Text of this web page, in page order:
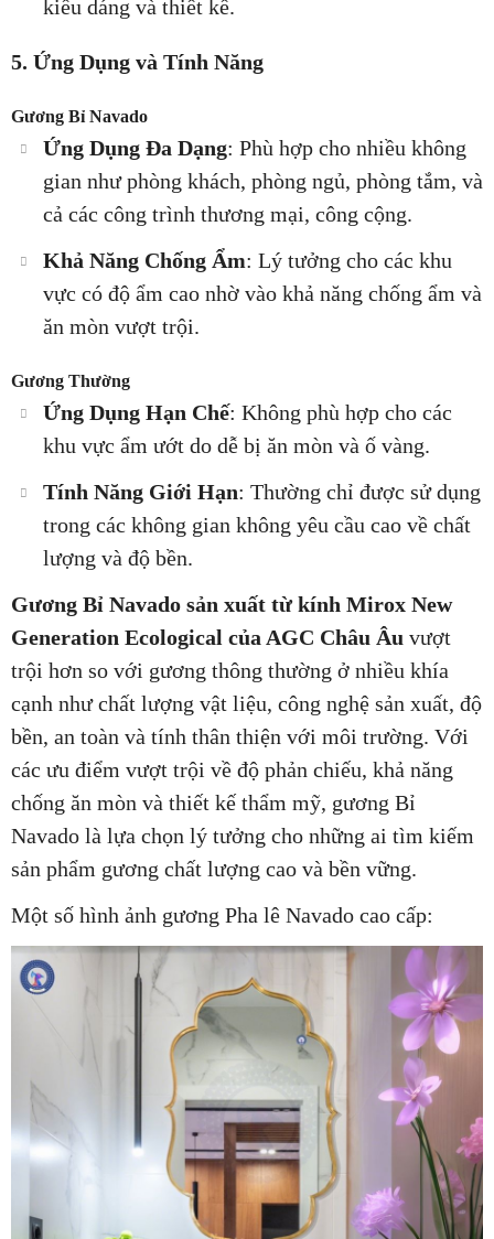
kiểu dáng và thiết kế.
5. Ứng Dụng và Tính Năng
Gương Bỉ Navado
Ứng Dụng Đa Dạng: Phù hợp cho nhiều không
gian như phòng khách, phòng ngủ, phòng tắm, và
cả các công trình thương mại, công cộng.
Khả Năng Chống Ẩm: Lý tưởng cho các khu
vực có độ ẩm cao nhờ vào khả năng chống ẩm và
ăn mòn vượt trội.
Gương Thường
Ứng Dụng Hạn Chế: Không phù hợp cho các
khu vực ẩm ướt do dễ bị ăn mòn và ố vàng.
Tính Năng Giới Hạn: Thường chỉ được sử dụng
trong các không gian không yêu cầu cao về chất
lượng và độ bền.
Gương Bỉ Navado sản xuất từ kính Mirox New
Generation Ecological của AGC Châu Âu vượt
trội hơn so với gương thông thường ở nhiều khía
cạnh như chất lượng vật liệu, công nghệ sản xuất, độ
bền, an toàn và tính thân thiện với môi trường. Với
các ưu điểm vượt trội về độ phản chiếu, khả năng
chống ăn mòn và thiết kế thẩm mỹ, gương Bỉ
Navado là lựa chọn lý tưởng cho những ai tìm kiếm
sản phẩm gương chất lượng cao và bền vững.
Một số hình ảnh gương Pha lê Navado cao cấp: